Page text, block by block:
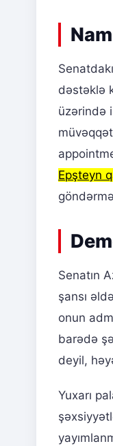
dəstəklə
üzərində
Epşteyn
Senatın
şansı
onun
barədə
deyil,
Yuxarı